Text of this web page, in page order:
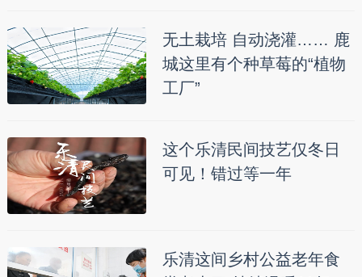
无土栽培 自动浇灌…… 鹿
城这里有个种草莓的“植物
工厂”
这个乐清民间技艺仅冬日
可见！错过等一年
乐清这间乡村公益老年食